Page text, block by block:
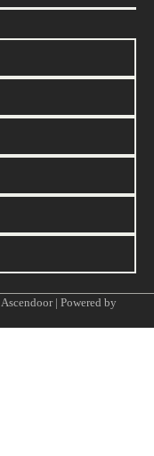
Ascendoor| Powered by